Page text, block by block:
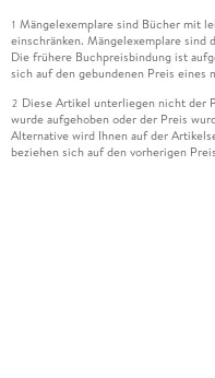
1 Mängelexemplare sind Bücher mit
einschränken. Mängelexemplare sind
Die frühere Buchpreisbindung ist
sich auf den gebundenen Preis eines
2 Diese Artikel unterliegen nicht der
wurde aufgehoben oder der Preis
Alternative wird Ihnen auf der
beziehen sich auf den vorherigen